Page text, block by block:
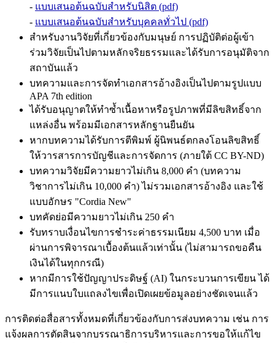
- แบบเสนอต้นฉบับสำหรับนิสิต (pdf)
- แบบเสนอต้นฉบับสำหรับบุคคลทั่วไป (pdf)
สำหรับงานวิจัยที่เกี่ยวข้องกับมนุษย์ การปฏิบัติต่อผู้เข้า
ร่วมวิจัยเป็นไปตามหลักจริยธรรมและได้รับการอนุมัติจาก
สถาบันแล้ว
บทความและการจัดทำเอกสารอ้างอิงเป็นไปตามรูปแบบ
APA 7th edition
ได้รับอนุญาตให้ทำซ้ำเนื้อหาหรือรูปภาพที่มีลิขสิทธิ์จาก
แหล่งอื่น พร้อมมีเอกสารหลักฐานยืนยัน
หากบทความได้รับการตีพิมพ์ ผู้นิพนธ์ตกลงโอนลิขสิทธิ์
ให้วารสารการบัญชีและการจัดการ (ภายใต้ CC BY-ND)
บทความวิจัยมีความยาวไม่เกิน 8,000 คำ (บทความ
วิชาการไม่เกิน 10,000 คำ) ไม่รวมเอกสารอ้างอิง และใช้
แบบอักษร "Cordia New"
บทคัดย่อมีความยาวไม่เกิน 250 คำ
รับทราบเงื่อนไขการชำระค่าธรรมเนียม 4,500 บาท เมื่อ
ผ่านการพิจารณาเบื้องต้นแล้วเท่านั้น (ไม่สามารถขอคืน
เงินได้ในทุกกรณี)
หากมีการใช้ปัญญาประดิษฐ์ (AI) ในกระบวนการเขียน ได้
มีการแนบใบแถลงไขเพื่อเปิดเผยข้อมูลอย่างชัดเจนแล้ว
การติดต่อสื่อสารทั้งหมดที่เกี่ยวข้องกับการส่งบทความ เช่น การ
แจ้งผลการตัดสินจากบรรณาธิการบริหารและการขอให้แก้ไข